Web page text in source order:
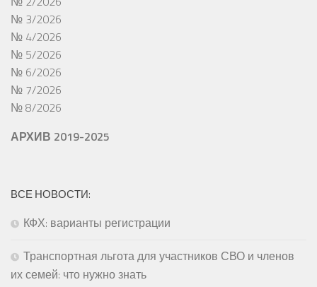
№ 3/2026
№ 4/2026
№ 5/2026
№ 6/2026
№ 7/2026
№ 8/2026
АРХИВ 2019-2025
ВСЕ НОВОСТИ:
КФХ: варианты регистрации
Транспортная льгота для участников СВО и членов
их семей: что нужно знать